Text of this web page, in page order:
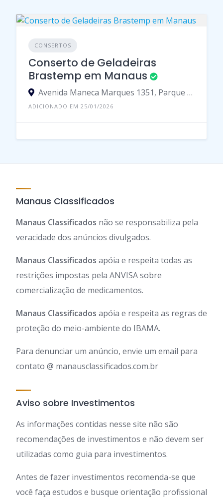
CONSERTOS
Conserto de Geladeiras
Brastemp em Manaus
Avenida Maneca Marques 1351, Parque 10 De Novembro, Manaus - Amazonas, 69055-000, Brasil
ADICIONADO EM 25/01/2026
Manaus Classificados
Manaus Classificados não se responsabiliza pela
veracidade dos anúncios divulgados.
Manaus Classificados apóia e respeita todas as
restrições impostas pela ANVISA sobre
comercialização de medicamentos.
Manaus Classificados apóia e respeita as regras de
proteção do meio-ambiente do IBAMA.
Para denunciar um anúncio, envie um email para
contato @ manausclassificados.com.br
Aviso sobre Investimentos
As informações contidas nesse site não são
recomendações de investimentos e não devem ser
utilizadas como guia para investimentos.
Antes de fazer investimentos recomenda-se que
você faça estudos e busque orientação profissional